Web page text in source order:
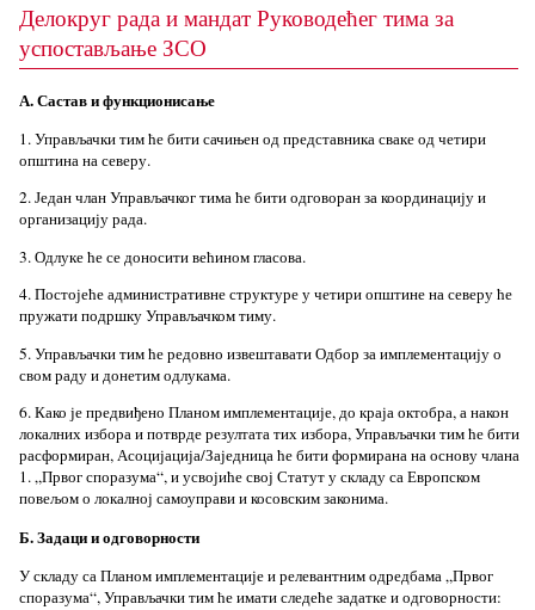
Делокруг рада и мандат Руководећег тима за
успостављање ЗСО
А. Састав и функционисање
1. Управљачки тим ће бити сачињен од представника сваке од четири
општина на северу.
2. Један члан Управљачког тима ће бити одговоран за координацију и
организацију рада.
3. Одлуке ће се доносити већином гласова.
4. Постојеће административне структуре у четири општине на северу ће
пружати подршку Управљачком тиму.
5. Управљачки тим ће редовно извештавати Одбор за имплементацију о
свом раду и донетим одлукама.
6. Како је предвиђено Планом имплементације, до краја октобра, а након
локалних избора и потврде резултата тих избора, Управљачки тим ће бити
расформиран, Асоцијација/Заједница ће бити формирана на основу члана
1. „Првог споразума“, и усвојиће свој Статут у складу са Европском
повељом о локалној самоуправи и косовским законима.
Б. Задаци и одговорности
У складу са Планом имплементације и релевантним одредбама „Првог
споразума“, Управљачки тим ће имати следеће задатке и одговорности: